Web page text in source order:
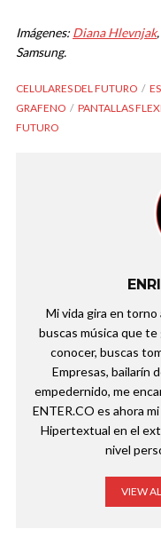
Imágenes: Diana Hlevnjak,
Samsung.
CELULARES DEL FUTURO
GRAFENO
PANTALLAS
FUTURO
Mi vida gira en torno
buscas música que
conocer, buscas
Empresas, bailarín
empedernido, me
ENTER.CO es ahora
Hipertextual en el
nivel
VIEW